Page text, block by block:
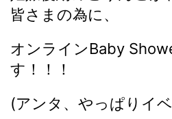
皆さまの為に、
オンラインBaby
す！！！
(アンタ、やっぱりイ